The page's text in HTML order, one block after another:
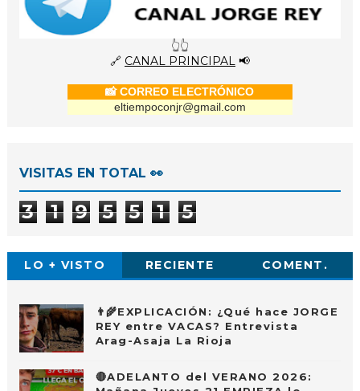
👆👆
🔗 CANAL PRINCIPAL📢
📸 CORREO ELECTRÓNICO
eltiempoconjr@gmail.com
VISITAS EN TOTAL 👀
3 1 9 5 5 1 5
LO + VISTO RECIENTE COMENT.
👨‍🌾EXPLICACIÓN: ¿Qué hace JORGE
REY entre VACAS? Entrevista
Arag-Asaja La Rioja
🔴ADELANTO del VERANO 2026: